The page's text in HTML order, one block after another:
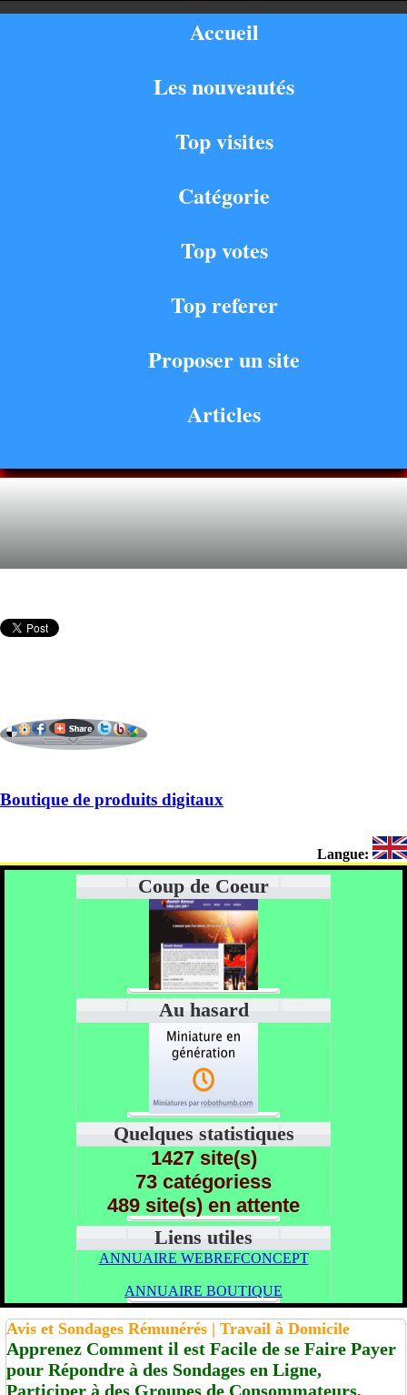
Accueil
Les nouveautés
Top visites
Catégorie
Top votes
Top referer
Proposer un site
Articles
Boutique de produits digitaux
Langue:
Coup de Coeur
Au hasard
Quelques statistiques
1427 site(s)
73 catégoriess
489 site(s) en attente
Liens utiles
ANNUAIRE WEBREFCONCEPT
ANNUAIRE BOUTIQUE
Avis et Sondages Rémunérés | Travail à Domicile
Apprenez Comment il est Facile de se Faire Payer
pour Répondre à des Sondages en Ligne,
Participer à des Groupes de Consommateurs,